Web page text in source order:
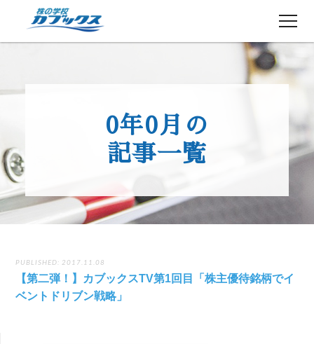
生徒さんの声
よくある質問
お問い合わせ
0年0月の
記事一覧
PUBLISHED: 2017.11.08
【第二弾！】カブックスTV第1回目「株主優待銘柄でイ
ベントドリブン戦略」